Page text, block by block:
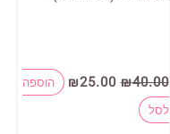
₪40.00
המחיר
המקורי
₪25.00
המחיר
הנוכחי
הוספה
לסל